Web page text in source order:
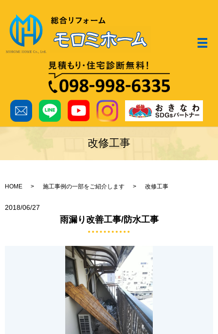
メ
改修工事
HOME 施工事例の一部をご紹介します 改修工事
2018/06/27
雨漏り改善工事/防水工事